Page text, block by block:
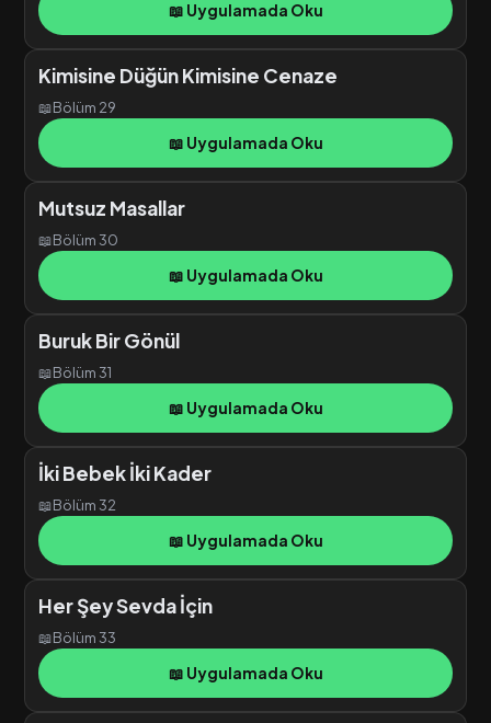
📖 Uygulamada Oku
Kimisine Düğün Kimisine Cenaze
📖Bölüm 29
📖 Uygulamada Oku
Mutsuz Masallar
📖Bölüm 30
📖 Uygulamada Oku
Buruk Bir Gönül
📖Bölüm 31
📖 Uygulamada Oku
İki Bebek İki Kader
📖Bölüm 32
📖 Uygulamada Oku
Her Şey Sevda İçin
📖Bölüm 33
📖 Uygulamada Oku